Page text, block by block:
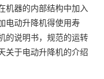
机器的内部结构中加入
电动升降机得使用寿
的说明书，规范的运转
关于电动升降机的介绍